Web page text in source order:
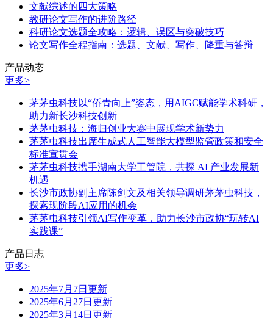
文献综述的四大策略
教研论文写作的进阶路径
科研论文选题全攻略：逻辑、误区与突破技巧
论文写作全程指南：选题、文献、写作、降重与答辩
产品动态
更多>
茅茅虫科技以“侨青向上”姿态，用AIGC赋能学术科研，
助力新长沙科技创新
茅茅虫科技：海归创业大赛中展现学术新势力
茅茅虫科技出席生成式人工智能大模型监管政策和安全
标准宣贯会
茅茅虫科技携手湖南大学工管院，共探 AI 产业发展新
机遇
长沙市政协副主席陈剑文及相关领导调研茅茅虫科技，
探索现阶段AI应用的机会
茅茅虫科技引领AI写作变革，助力长沙市政协“玩转AI
实践课”
产品日志
更多>
2025年7月7日更新
2025年6月27日更新
2025年3月14日更新